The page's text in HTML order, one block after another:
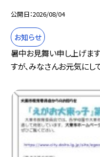
公開日 2026/08/04
お知らせ
暑中お見舞い申し上げま
すが、みなさんお元気にし